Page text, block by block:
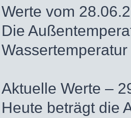
Werte vom
Die
Aktuelle Werte –
Heute beträgt die